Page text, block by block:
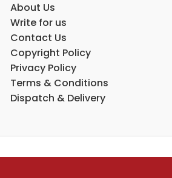
About Us
Write for us
Contact Us
Copyright Policy
Privacy Policy
Terms & Conditions
Dispatch & Delivery